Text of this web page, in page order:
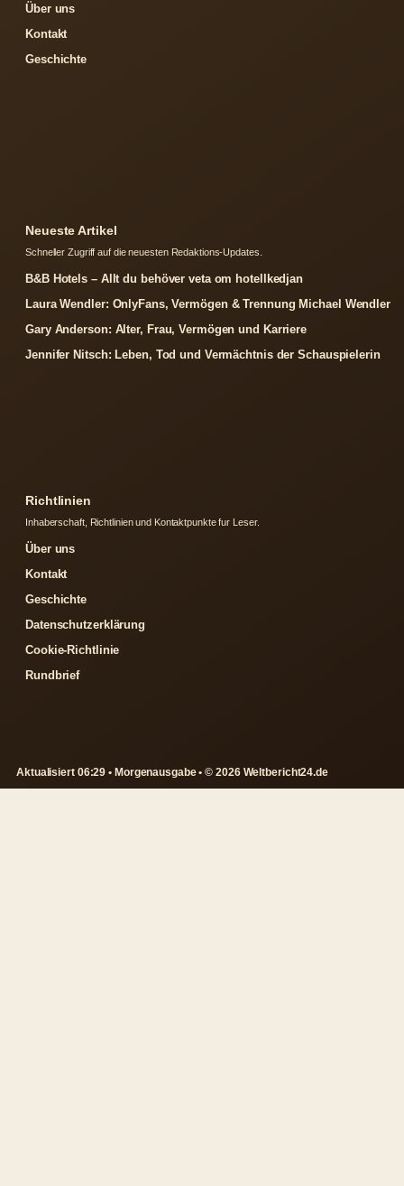
Über uns
Kontakt
Geschichte
Neueste Artikel
Schneller Zugriff auf die neuesten Redaktions-Updates.
B&B Hotels – Allt du behöver veta om hotellkedjan
Laura Wendler: OnlyFans, Vermögen & Trennung Michael Wendler
Gary Anderson: Alter, Frau, Vermögen und Karriere
Jennifer Nitsch: Leben, Tod und Vermächtnis der Schauspielerin
Richtlinien
Inhaberschaft, Richtlinien und Kontaktpunkte fur Leser.
Über uns
Kontakt
Geschichte
Datenschutzerklärung
Cookie-Richtlinie
Rundbrief
Aktualisiert 06:29 • Morgenausgabe • © 2026 Weltbericht24.de